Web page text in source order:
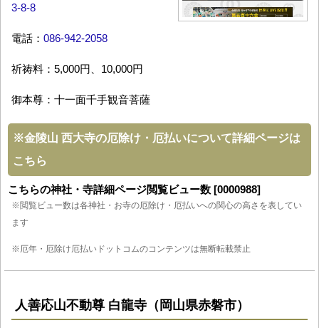
3-8-8
電話： 086-942-2058
祈祷料：5,000円、10,000円
御本尊：十一面千手観音菩薩
※金陵山 西大寺の厄除け・厄払いについて詳細ページは
こちら
こちらの神社・寺詳細ページ閲覧ビュー数 [0000988]
※閲覧ビュー数は各神社・お寺の厄除け・厄払いへの関心の高さを表してい
ます
※厄年・厄除け厄払いドットコムのコンテンツは無断転載禁止
人善応山不動尊 白龍寺（岡山県赤磐市）